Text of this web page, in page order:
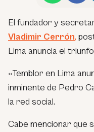
El fundador y
Vladimir Cerrón,
Lima anuncia el
«Temblor en Lima
inminente de Pedro
la red social.
Cabe mencionar que